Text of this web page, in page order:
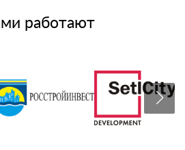
работают